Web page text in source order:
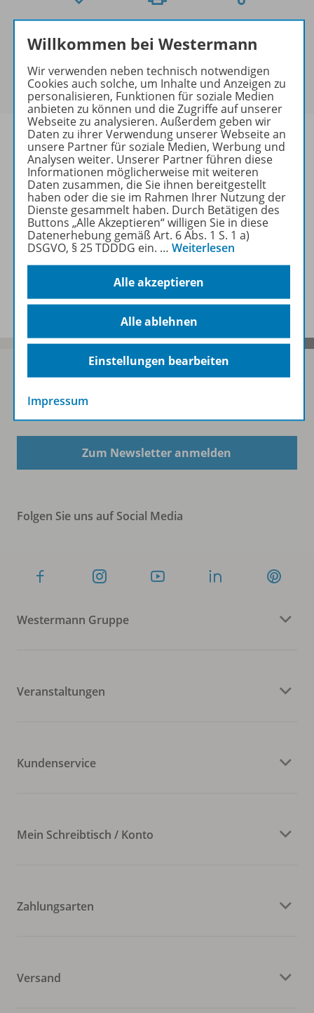
Exklusiv für Lehrkräfte
Dieses Produkt darf nur von Lehrkräften,
Referendaren/Referendarinnen und Erzieher/-innen
erworben werden.
Produktinformationen
Zugehörige Produkte
Benachrichtigungs-Service
Sofort profitieren
Zum Newsletter anmelden
Folgen Sie uns auf Social Media
Westermann Gruppe
Veranstaltungen
Kundenservice
Mein Schreibtisch / Konto
Zahlungsarten
Versand
Willkommen bei Westermann
Wir verwenden neben technisch notwendigen
Cookies auch solche, um Inhalte und Anzeigen zu
personalisieren, Funktionen für soziale Medien
anbieten zu können und die Zugriffe auf unserer
Webseite zu analysieren. Außerdem geben wir
Daten zu ihrer Verwendung unserer Webseite an
unsere Partner für soziale Medien, Werbung und
Analysen weiter. Unserer Partner führen diese
Informationen möglicherweise mit weiteren
Daten zusammen, die Sie ihnen bereitgestellt
haben oder die sie im Rahmen Ihrer Nutzung der
Dienste gesammelt haben. Durch Betätigen des
Buttons „Alle Akzeptieren“ willigen Sie in diese
Datenerhebung gemäß Art. 6 Abs. 1 S. 1 a)
DSGVO, § 25 TDDDG ein. … Weiterlesen
Alle akzeptieren
Alle ablehnen
Einstellungen bearbeiten
Impressum